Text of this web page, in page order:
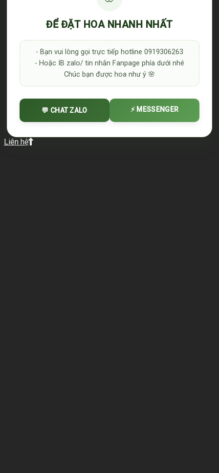
ĐỂ ĐẶT HOA NHANH NHẤT
- Bạn vui lòng gọi trực tiếp hotline 0919306263
- Hoặc IB zalo/ tin nhắn Fanpage phía dưới nhé
Chúc bạn được hoa như ý 🌸
💬 CHAT ZALO ⚡ MESSENGER
Liên hệ